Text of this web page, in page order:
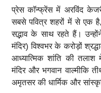
प्रेस कॉन्फ्रेंस में अरविंद
सबसे पवित्र शहरों में से एक
सद्भाव के साथ रहते हैं।
मंदिर) विश्वभर के करोड़ों
आध्यात्मिक शांति की तलाश
मंदिर और भगवान वाल्मीकि
अमृतसर की धार्मिक और